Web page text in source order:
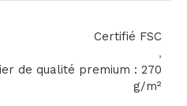
Certifié FSC
,
de qualité premium : 270
g/m²